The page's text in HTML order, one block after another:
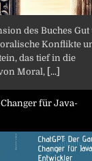
des Buches Gut
Konflikte
das tief in die
Moral, [...]
für Java-